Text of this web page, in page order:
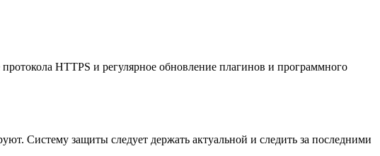
HTTPS и регулярное обновление плагинов и программного
Систему защиты следует держать актуальной и следить за последними